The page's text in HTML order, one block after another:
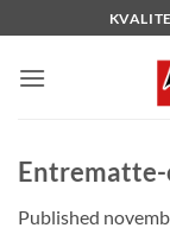
to
content
Published